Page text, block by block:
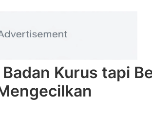
Kurus tapi